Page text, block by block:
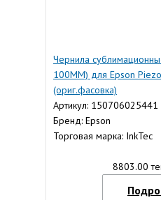
Чернила
100MM) для Epson
(ориг.фасовка)
Артикул: 150706025441
Бренд: Epson
Торговая марка: InkTec
8803.00